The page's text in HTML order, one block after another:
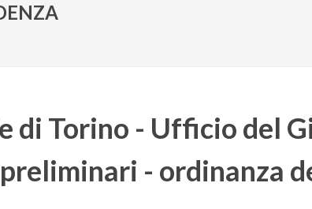
di Torino - Ufficio del
- ordinanza